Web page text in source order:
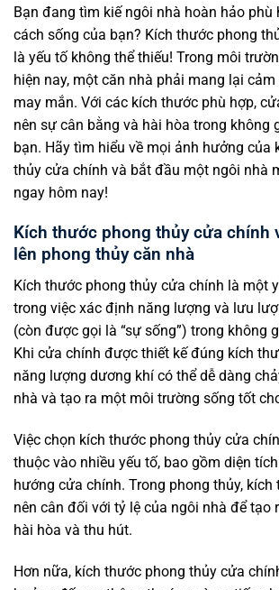
Bạn đang tìm kiế ngôi nhà hoàn hảo phù
cách sống của bạn? Kích thước phong
là yếu tố không thể thiếu! Trong môi
hiện nay, một căn nhà phải mang lại
may mắn. Với các kích thước phù hợp,
nên sự cân bằng và hài hòa trong không
bạn. Hãy tìm hiểu về mọi ảnh hưởng của
thủy cửa chính và bắt đầu một ngôi nhà
ngay hôm nay!
Kích thước phong thủy cửa chính
lên phong thủy căn nhà
Kích thước phong thủy cửa chính là một
trong việc xác định năng lượng và lưu
(còn được gọi là “sự sống”) trong không
Khi cửa chính được thiết kế đúng kích
năng lượng dương khí có thể dễ dàng
nhà và tạo ra một môi trường sống tốt
Việc chọn kích thước phong thủy cửa
thuộc vào nhiều yếu tố, bao gồm diện
hướng cửa chính. Trong phong thủy,
nên cân đối với tỷ lệ của ngôi nhà để tạo
hài hòa và thu hút.
Hơn nữa, kích thước phong thủy cửa